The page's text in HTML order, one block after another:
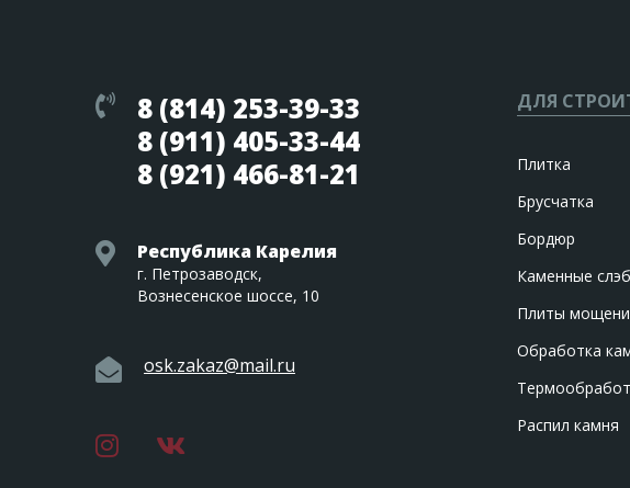
8 (814) 253-39-33
8 (911) 405-33-44
8 (921) 466-81-21
Республика Карелия
г. Петрозаводск,
Вознесенское шоссе, 10
osk.zakaz@mail.ru
ДЛЯ
Плитка
Брусчатка
Бордюр
Каменные
Плиты
Обработка
Распил камня